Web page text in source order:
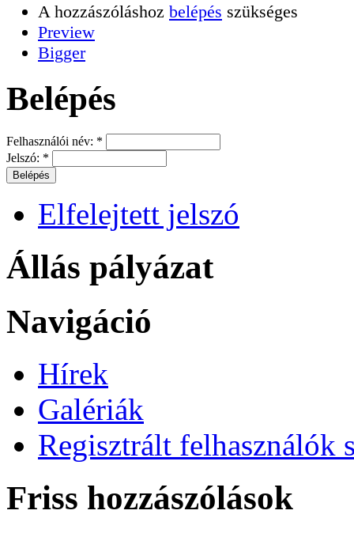
A hozzászóláshoz belépés szükséges
Preview
Bigger
Belépés
Felhasználói név: *
Jelszó: *
Elfelejtett jelszó
Állás pályázat
Navigáció
Hírek
Galériák
Regisztrált felhasználók
Friss hozzászólások